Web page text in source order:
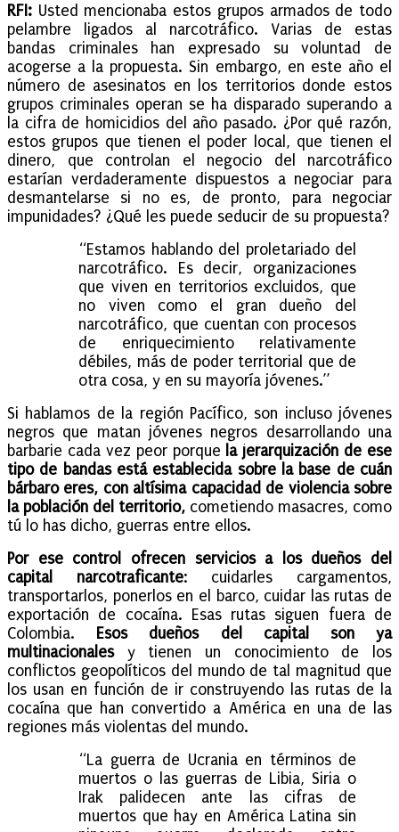
RFI: Usted mencionaba estos grupos armados de todo
pelambre ligados al narcotráfico. Varias de estas
bandas criminales han expresado su voluntad de
acogerse a la propuesta. Sin embargo, en este año el
número de asesinatos en los territorios donde estos
grupos criminales operan se ha disparado superando a
la cifra de homicidios del año pasado. ¿Por qué razón,
estos grupos que tienen el poder local, que tienen el
dinero, que controlan el negocio del narcotráfico
estarían verdaderamente dispuestos a negociar para
desmantelarse si no es, de pronto, para negociar
impunidades? ¿Qué les puede seducir de su propuesta?
“Estamos hablando del proletariado del
narcotráfico. Es decir, organizaciones
que viven en territorios excluidos, que
no viven como el gran dueño del
narcotráfico, que cuentan con procesos
de enriquecimiento relativamente
débiles, más de poder territorial que de
otra cosa, y en su mayoría jóvenes.”
Si hablamos de la región Pacífico, son incluso jóvenes
negros que matan jóvenes negros desarrollando una
barbarie cada vez peor porque la jerarquización de ese
tipo de bandas está establecida sobre la base de cuán
bárbaro eres, con altísima capacidad de violencia sobre
la población del territorio, cometiendo masacres, como
tú lo has dicho, guerras entre ellos.
Por ese control ofrecen servicios a los dueños del
capital narcotraficante: cuidarles cargamentos,
transportarlos, ponerlos en el barco, cuidar las rutas de
exportación de cocaína. Esas rutas siguen fuera de
Colombia. Esos dueños del capital son ya
multinacionales y tienen un conocimiento de los
conflictos geopolíticos del mundo de tal magnitud que
los usan en función de ir construyendo las rutas de la
cocaína que han convertido a América en una de las
regiones más violentas del mundo.
“La guerra de Ucrania en términos de
muertos o las guerras de Libia, Siria o
Irak palidecen ante las cifras de
muertos que hay en América Latina sin